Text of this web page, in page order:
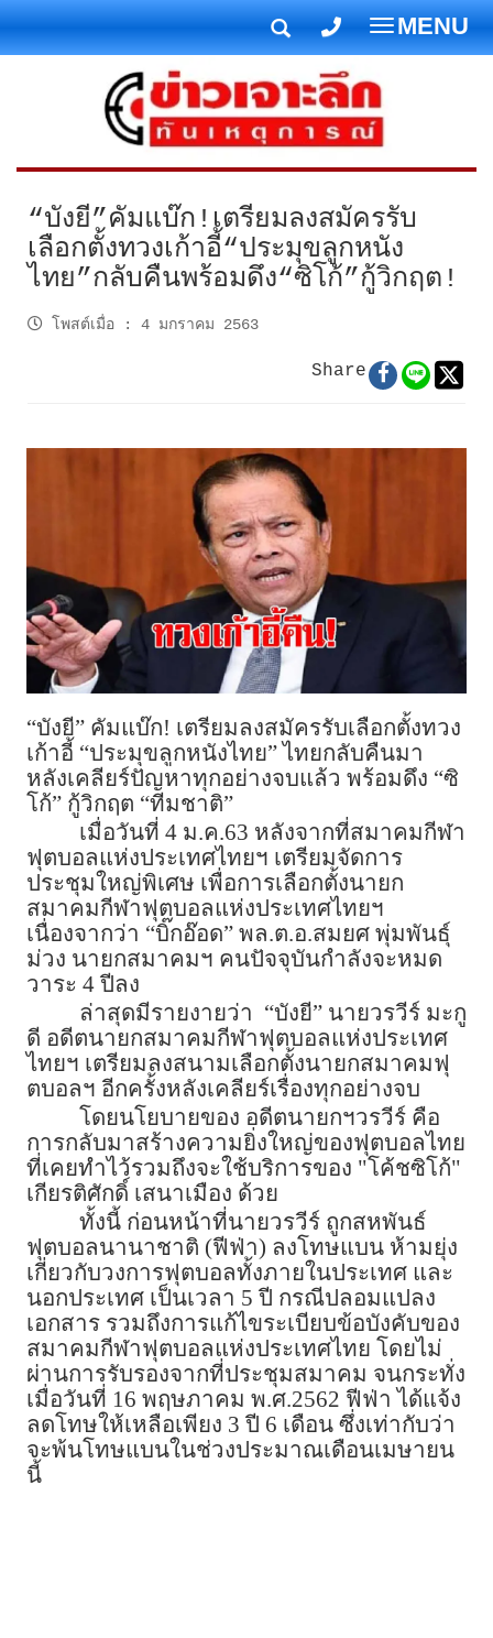
T
o
g
g
l
e
n
a
v
i
t
n
MENU
“บังยี”คัมแบ๊ก!เตรียมลงสมัครรับ
เลือกตั้งทวงเก้าอี้“ประมุขลูกหนัง
ไทย”กลับคืนพร้อมดึง“ซิโก้”กู้วิกฤต!
โพสต์เมื่อ : 4 มกราคม 2563
Share
“บังยี” คัมแบ๊ก! เตรียมลงสมัครรับเลือกตั้งทวง
เก้าอี้ “ประมุขลูกหนังไทย” ไทยกลับคืนมา
หลังเคลียร์ปัญหาทุกอย่างจบแล้ว พร้อมดึง “ซิ
โก้” กู้วิกฤต “ทีมชาติ”
เมื่อวันที่ 4 ม.ค.63 หลังจากที่สมาคมกีฬา
ฟุตบอลแห่งประเทศไทยฯ เตรียมจัดการ
ประชุมใหญ่พิเศษ เพื่อการเลือกตั้งนายก
สมาคมกีฬาฟุตบอลแห่งประเทศไทยฯ
เนื่องจากว่า “บิ๊กอ๊อด” พล.ต.อ.สมยศ พุ่มพันธุ์
ม่วง นายกสมาคมฯ คนปัจจุบันกำลังจะหมด
วาระ 4 ปีลง
ล่าสุดมีรายงายว่า “บังยี” นายวรวีร์ มะกู
ดี อดีตนายกสมาคมกีฬาฟุตบอลแห่งประเทศ
ไทยฯ เตรียมลงสนามเลือกตั้งนายกสมาคมฟุ
ตบอลฯ อีกครั้งหลังเคลียร์เรื่องทุกอย่างจบ
โดยนโยบายของ อดีตนายกฯวรวีร์ คือ
การกลับมาสร้างความยิ่งใหญ่ของฟุตบอลไทย
ที่เคยทำไว้รวมถึงจะใช้บริการของ "โค้ชซิโก้"
เกียรติศักดิ์ เสนาเมือง ด้วย
ทั้งนี้ ก่อนหน้าที่นายวรวีร์ ถูกสหพันธ์
ฟุตบอลนานาชาติ (ฟีฟ่า) ลงโทษแบน ห้ามยุ่ง
เกี่ยวกับวงการฟุตบอลทั้งภายในประเทศ และ
นอกประเทศ เป็นเวลา 5 ปี กรณีปลอมแปลง
เอกสาร รวมถึงการแก้ไขระเบียบข้อบังคับของ
สมาคมกีฬาฟุตบอลแห่งประเทศไทย โดยไม่
ผ่านการรับรองจากที่ประชุมสมาคม จนกระทั่ง
เมื่อวันที่ 16 พฤษภาคม พ.ศ.2562 ฟีฟ่า ได้แจ้ง
ลดโทษให้เหลือเพียง 3 ปี 6 เดือน ซึ่งเท่ากับว่า
จะพ้นโทษแบนในช่วงประมาณเดือนเมษายน
นี้